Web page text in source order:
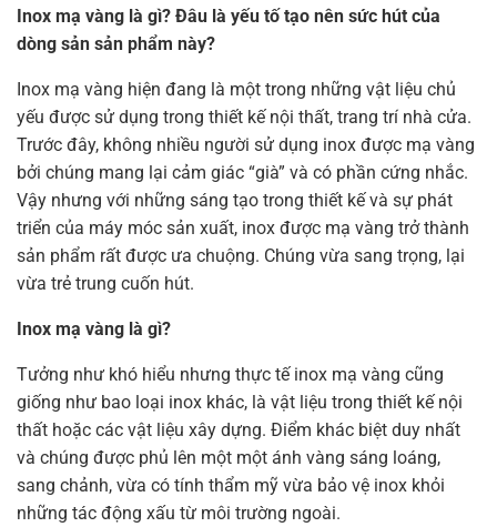
Inox mạ vàng là gì? Đâu là yếu tố tạo nên sức hút của
dòng sản sản phẩm này?
Inox mạ vàng hiện đang là một trong những vật liệu chủ
yếu được sử dụng trong thiết kế nội thất, trang trí nhà cửa.
Trước đây, không nhiều người sử dụng inox được mạ vàng
bởi chúng mang lại cảm giác “già” và có phần cứng nhắc.
Vậy nhưng với những sáng tạo trong thiết kế và sự phát
triển của máy móc sản xuất, inox được mạ vàng trở thành
sản phẩm rất được ưa chuộng. Chúng vừa sang trọng, lại
vừa trẻ trung cuốn hút.
Inox mạ vàng là gì?
Tưởng như khó hiểu nhưng thực tế inox mạ vàng cũng
giống như bao loại inox khác, là vật liệu trong thiết kế nội
thất hoặc các vật liệu xây dựng. Điểm khác biệt duy nhất
và chúng được phủ lên một một ánh vàng sáng loáng,
sang chảnh, vừa có tính thẩm mỹ vừa bảo vệ inox khỏi
những tác động xấu từ môi trường ngoài.